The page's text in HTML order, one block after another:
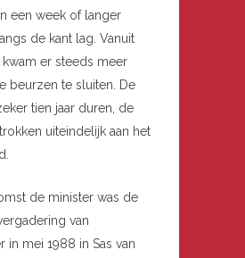
een week of langer
de kant lag. Vanuit
er steeds meer
beurzen te sluiten. De
tien jaar duren, de
uiteindelijk aan het
de minister was de
van
in mei 1988 in Sas van